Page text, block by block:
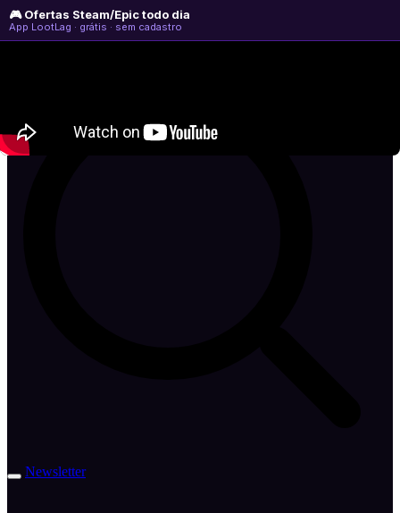
🎮 Ofertas Steam/Epic todo dia
App LootLag · grátis · sem cadastro
domingo, 09 de agosto de 2026 WhatsApp
Newsletter
Newsletter